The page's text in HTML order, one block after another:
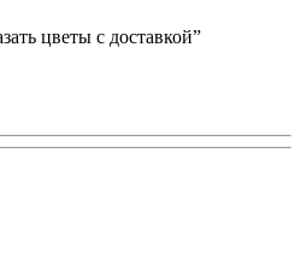
цветы с доставкой”